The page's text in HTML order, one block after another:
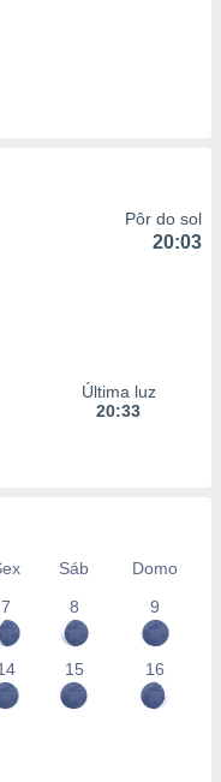
Pôr do sol
20:03
Última luz
20:33
Sáb
Domo
7
8 9
15 16